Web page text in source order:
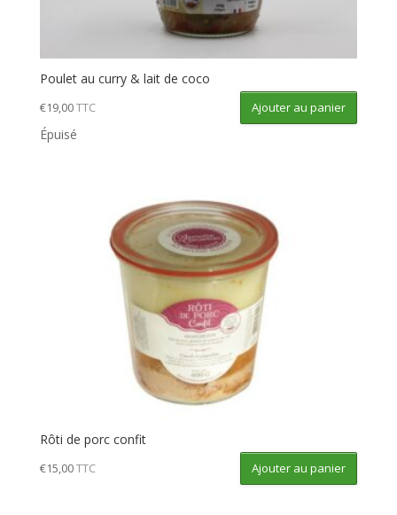
Poulet au curry & lait de coco
€19,00TTC Ajouter au panier
Épuisé
Rôti de porc confit
€15,00TTC Ajouter au panier